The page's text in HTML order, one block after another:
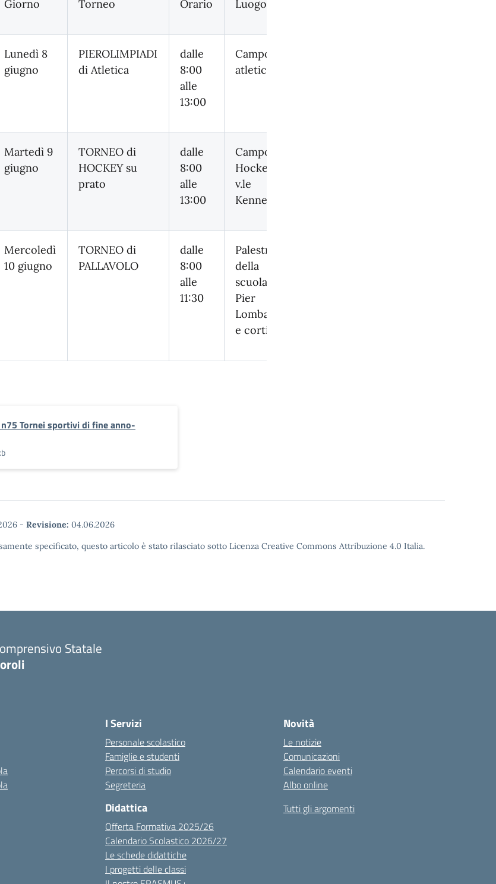
Giorno Torneo Orario Luogo
Lunedì 8
giugno
PIEROLIMPIADI
di Atletica
dalle
8:00
alle
13:00
Campo di
atletica
Martedì 9
giugno
TORNEO di
HOCKEY su
prato
dalle
8:00
alle
13:00
Campo di
Hockey
v.le
Kennedy
Mercoledì
10 giugno
TORNEO di
PALLAVOLO
dalle
8:00
alle
11:30
Palestra
della
scuola
Pier
Lombardo
e cortile
Tornei sportivi di fine anno-
- Revisione: 04.06.2026
specificato, questo articolo è stato rilasciato sotto Licenza Creative Commons Attribuzione 4.0 Italia.
Statale
I Servizi
Personale scolastico
Famiglie e studenti
Percorsi di studio
Segreteria
Didattica
Offerta Formativa 2025/26
Calendario Scolastico 2026/27
Le schede didattiche
I progetti delle classi
Novità
Le notizie
Comunicazioni
Calendario eventi
Albo online
Tutti gli argomenti